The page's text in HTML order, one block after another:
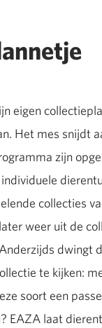
eigen
Het mes snijdt
zijn
collecties
weer uit de
dwingt
te kijken:
soort een
EAZA laat